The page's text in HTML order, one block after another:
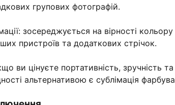
групових фотографій.
зосереджується на вірності
пристроїв та додаткових стрічок.
ви цінуєте портативність, зручність
альтернативою є сублімація